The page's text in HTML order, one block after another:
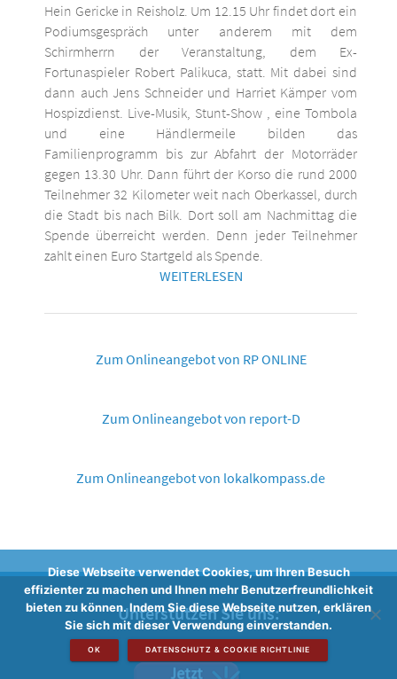
Hein Gericke in Reisholz. Um 12.15 Uhr findet dort ein
Podiumsgespräch unter anderem mit dem
Schirmherrn der Veranstaltung, dem Ex-
Fortunaspieler Robert Palikuca, statt. Mit dabei sind
dann auch Jens Schneider und Harriet Kämper vom
Hospizdienst. Live-Musik, Stunt-Show , eine Tombola
und eine Händlermeile bilden das
Familienprogramm bis zur Abfahrt der Motorräder
gegen 13.30 Uhr. Dann führt der Korso die rund 2000
Teilnehmer 32 Kilometer weit nach Oberkassel, durch
die Stadt bis nach Bilk. Dort soll am Nachmittag die
Spende überreicht werden. Denn jeder Teilnehmer
zahlt einen Euro Startgeld als Spende.
WEITERLESEN
Zum Onlineangebot von RP ONLINE
Zum Onlineangebot von report-D
Zum Onlineangebot von lokalkompass.de
Unterstützen Sie uns:
Diese Webseite verwendet Cookies, um Ihren Besuch
effizienter zu machen und Ihnen mehr Benutzerfreundlichkeit
bieten zu können. Indem Sie diese Webseite nutzen, erklären
Sie sich mit dieser Verwendung einverstanden.
OK DATENSCHUTZ & COOKIE RICHTLINIE